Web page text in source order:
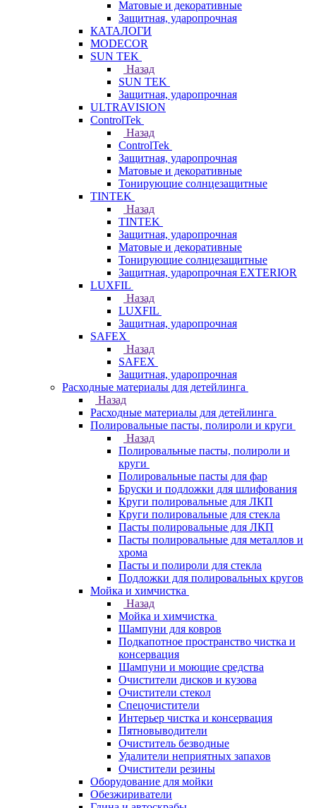
Матовые и декоративные
Защитная, ударопрочная
КАТАЛОГИ
MODECOR
SUN TEK
Назад
SUN TEK
Защитная, ударопрочная
ULTRAVISION
ControlTek
Назад
ControlTek
Защитная, ударопрочная
Матовые и декоративные
Тонирующие солнцезащитные
TINTEK
Назад
TINTEK
Защитная, ударопрочная
Матовые и декоративные
Тонирующие солнцезащитные
Защитная, ударопрочная EXTERIOR
LUXFIL
Назад
LUXFIL
Защитная, ударопрочная
SAFEX
Назад
SAFEX
Защитная, ударопрочная
Расходные материалы для детейлинга
Назад
Расходные материалы для детейлинга
Полировальные пасты, полироли и круги
Назад
Полировальные пасты, полироли и
круги
Полировальные пасты для фар
Бруски и подложки для шлифования
Круги полировальные для ЛКП
Круги полировальные для стекла
Пасты полировальные для ЛКП
Пасты полировальные для металлов и
хрома
Пасты и полироли для стекла
Подложки для полировальных кругов
Мойка и химчистка
Назад
Мойка и химчистка
Шампуни для ковров
Подкапотное пространство чистка и
консервация
Шампуни и моющие средства
Очистители дисков и кузова
Очистители стекол
Спецочистители
Интерьер чистка и консервация
Пятновыводители
Очиститель безводные
Удалители неприятных запахов
Очистители резины
Оборудование для мойки
Обезжириватели